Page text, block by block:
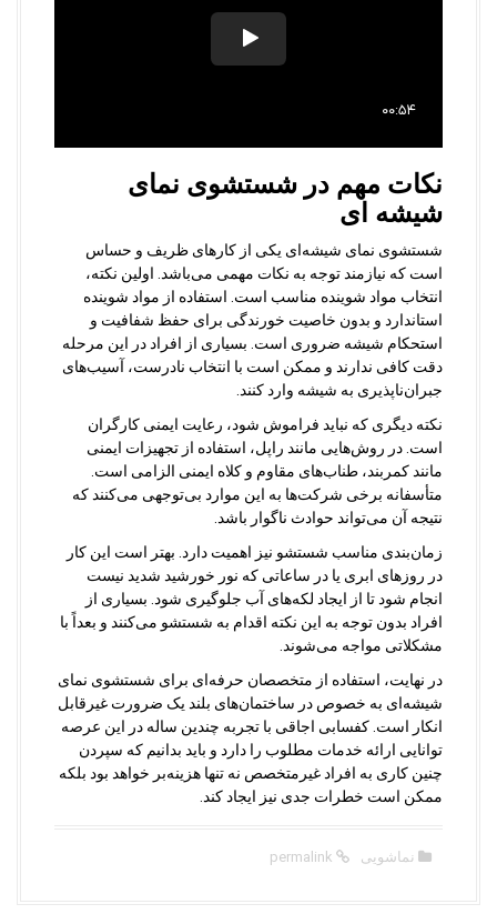
نکات مهم در شستشوی نمای
شیشه ای
شستشوی نمای شیشه‌ای یکی از کارهای ظریف و حساس
است که نیازمند توجه به نکات مهمی می‌باشد. اولین نکته،
انتخاب مواد شوینده مناسب است. استفاده از مواد شوینده
استاندارد و بدون خاصیت خورندگی برای حفظ شفافیت و
استحکام شیشه ضروری است. بسیاری از افراد در این مرحله
دقت کافی ندارند و ممکن است با انتخاب نادرست، آسیب‌های
جبران‌ناپذیری به شیشه وارد کنند.
نکته دیگری که نباید فراموش شود، رعایت ایمنی کارگران
است. در روش‌هایی مانند راپل، استفاده از تجهیزات ایمنی
مانند کمربند، طناب‌های مقاوم و کلاه ایمنی الزامی است.
متأسفانه برخی شرکت‌ها به این موارد بی‌توجهی می‌کنند که
نتیجه آن می‌تواند حوادث ناگوار باشد.
زمان‌بندی مناسب شستشو نیز اهمیت دارد. بهتر است این کار
در روزهای ابری یا در ساعاتی که نور خورشید شدید نیست
انجام شود تا از ایجاد لکه‌های آب جلوگیری شود. بسیاری از
افراد بدون توجه به این نکته اقدام به شستشو می‌کنند و بعداً با
مشکلاتی مواجه می‌شوند.
در نهایت، استفاده از متخصصان حرفه‌ای برای شستشوی نمای
شیشه‌ای به خصوص در ساختمان‌های بلند یک ضرورت غیرقابل
انکار است. کفسابی اجاقی با تجربه چندین ساله در این عرصه
توانایی ارائه خدمات مطلوب را دارد و باید بدانیم که سپردن
چنین کاری به افراد غیرمتخصص نه تنها هزینه‌بر خواهد بود بلکه
ممکن است خطرات جدی نیز ایجاد کند.
نماشویی